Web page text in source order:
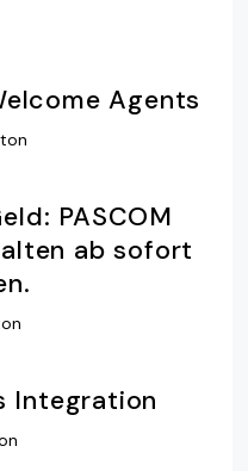
Agents
PASCOM
ab sofort
Integration